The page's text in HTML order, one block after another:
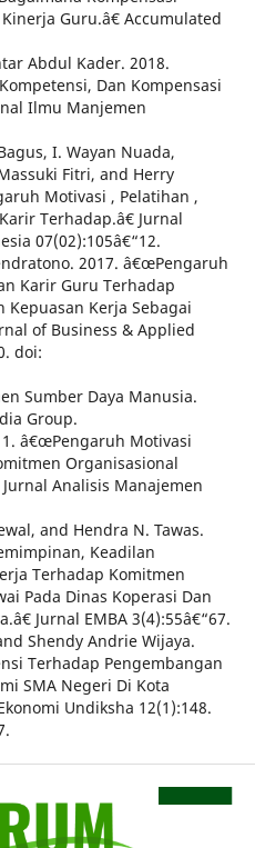
Guru.â€ Accumulated
Abdul Kader. 2018.
Dan Kompensasi
Ilmu Manjemen
I. Wayan Nuada,
Fitri, and Herry
Motivasi , Pelatihan ,
Terhadap.â€ Jurnal
07(02):105â€“12.
2017. â€œPengaruh
Karir Guru Terhadap
Kerja Sebagai
of Business & Applied
doi:
Sumber Daya Manusia.
Group.
â€œPengaruh Motivasi
Organisasional
Analisis Manajemen
and Hendra N. Tawas.
Keadilan
Terhadap Komitmen
Pada Dinas Koperasi Dan
Jurnal EMBA 3(4):55â€“67.
Shendy Andrie Wijaya.
Terhadap Pengembangan
SMA Negeri Di Kota
Undiksha 12(1):148.